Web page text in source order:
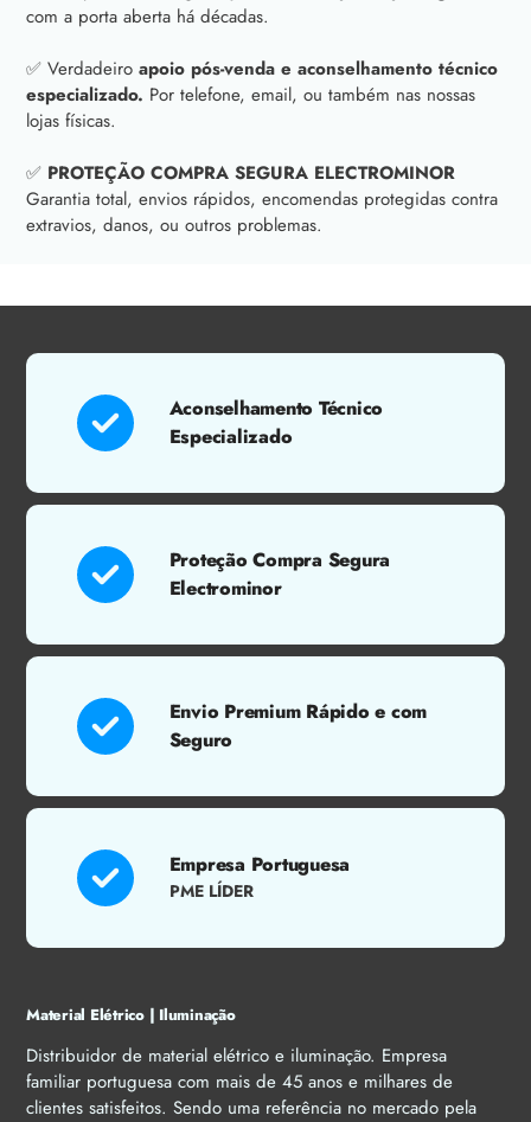
com a porta aberta há décadas.
✅ Verdadeiro apoio pós-venda e aconselhamento técnico
especializado. Por telefone, email, ou também nas nossas
lojas físicas.
✅ PROTEÇÃO COMPRA SEGURA ELECTROMINOR
Garantia total, envios rápidos, encomendas protegidas contra
extravios, danos, ou outros problemas.
Aconselhamento Técnico
Especializado
Proteção Compra Segura
Electrominor
Envio Premium Rápido e com
Seguro
Empresa Portuguesa
PME LÍDER
Material Elétrico | Iluminação
Distribuidor de material elétrico e iluminação. Empresa
familiar portuguesa com mais de 45 anos e milhares de
clientes satisfeitos. Sendo uma referência no mercado pela